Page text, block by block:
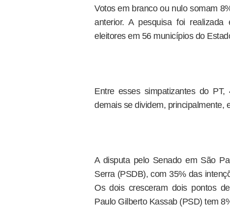
Votos em branco ou nulo somam
anterior. A pesquisa foi
eleitores em 56 municípios do
Entre esses simpatizantes do
demais se dividem, principalmente,
A disputa pelo Senado em São
Serra (PSDB), com 35% das
Os dois cresceram dois pontos
Paulo Gilberto Kassab (PSD) tem